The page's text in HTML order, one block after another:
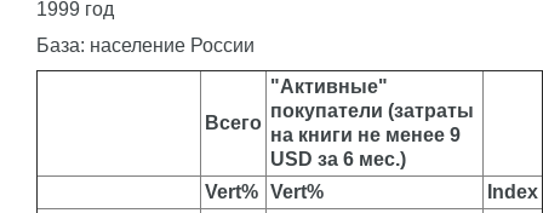
1999 год
База: население России
Всего
"Активные"
покупатели (затраты
на книги не менее 9
USD за 6 мес.)
Vert% Vert%
Index